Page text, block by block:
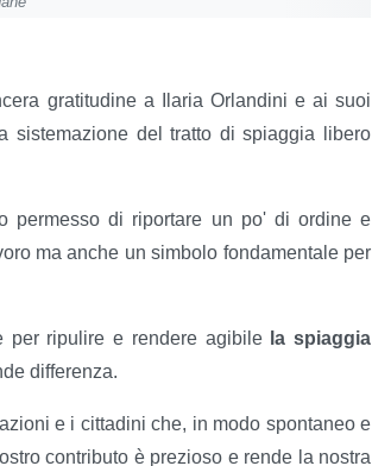
gratitudine a Ilaria Orlandini e ai suoi
sistemazione del tratto di spiaggia libero
permesso di riportare un po' di ordine e
ma anche un simbolo fondamentale per
per ripulire e rendere agibile la spiaggia
differenza.
e i cittadini che, in modo spontaneo e
contributo è prezioso e rende la nostra